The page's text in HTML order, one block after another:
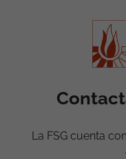
La FSG cuenta